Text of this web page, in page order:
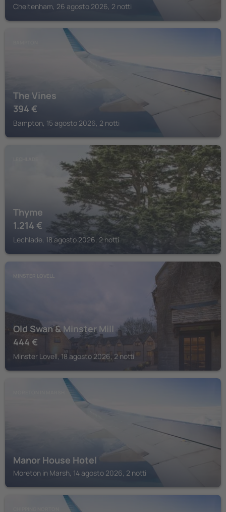
Cheltenham, 26 agosto 2026, 2 notti
The Vines
394 €
Bampton, 15 agosto 2026, 2 notti
Thyme
1.214 €
Lechlade, 18 agosto 2026, 2 notti
Old Swan & Minster Mill
444 €
Minster Lovell, 18 agosto 2026, 2 notti
Manor House Hotel
Moreton in Marsh, 14 agosto 2026, 2 notti